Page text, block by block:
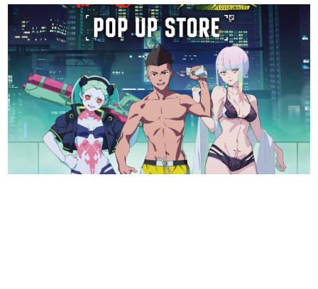
日本モバイルゲーム産業史
日本のモバイルゲーム史における主要なトピック・タイト
ルを網羅するほか、開発者へのインタビューや識者による
解説を掲載。約20年の歴史が一望できる決定版！
若ゲのいたり〜ゲームクリエイターの青春〜
『うつヌケ』『ペンと箸』等で知られるマンガ家・田中圭
一先生によるゲーム業界レポートマンガです。
なんでゲームは面白い？
ゲーム開発者・hamatsu氏がゲームの魅力を画面や操作の
具体的な形から解き明かしていく、硬派で骨太な評論連載
です。